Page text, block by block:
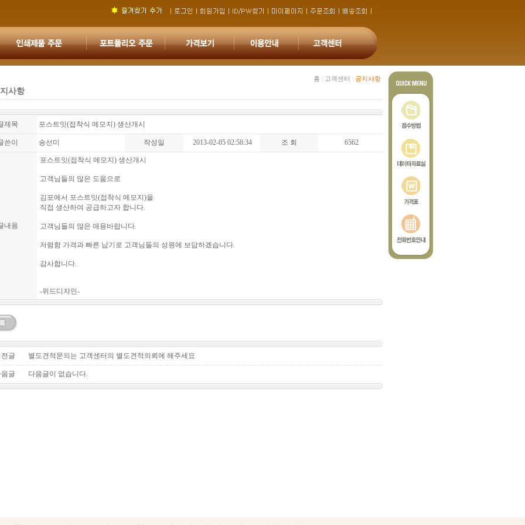
홈 고객센터 공지사항
사항
제목 포스트잇(접착식 메모지) 생산개시
쓴이 송선미 작성일 2013-02-05 02:58:34 조 회 6562
내용
포스트잇(접착식 메모지) 생산개시
고객님들의 많은 도움으로
김포에서 포스트잇(접착식 메모지)을
직접 생산하여 공급하고자 합니다.
고객님들의 많은 애용바랍니다.
저렴함 가격과 빠른 납기로 고객님들의 성원에 보답하겠습니다.
감사합니다.
-위드디자인-
글 별도견적문의는 고객센터의 별도견적의뢰에 해주세요
글 다음글이 없습니다.